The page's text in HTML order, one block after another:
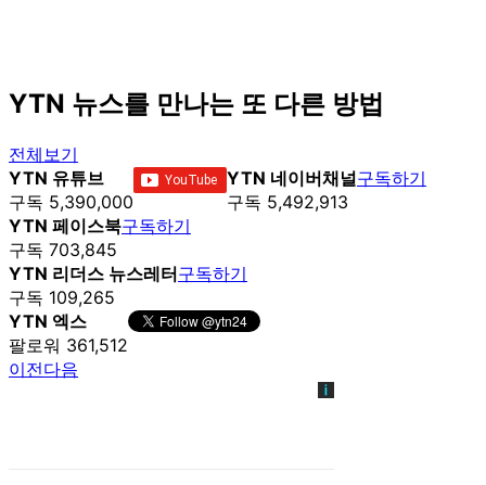
YTN 뉴스를 만나는 또 다른 방법
전체보기
YTN 유튜브
구독 5,390,000
YTN 네이버채널
구독 5,492,913
구독하기
YTN 페이스북
구독 703,845
구독하기
YTN 리더스 뉴스레터
구독 109,265
구독하기
YTN 엑스
팔로워 361,512
이전다음